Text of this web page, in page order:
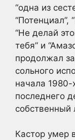
“одна из
“Потенциал”,
“Не делай
тебя” и
продолжал
сольного
начала 1980-
последнего
собственный
Кастор умер